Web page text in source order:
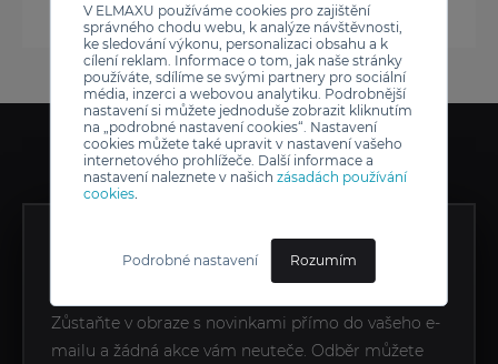
V ELMAXU používáme cookies pro zajištění
správného chodu webu, k analýze návštěvnosti,
ke sledování výkonu, personalizaci obsahu a k
cílení reklam. Informace o tom, jak naše stránky
používáte, sdílíme se svými partnery pro sociální
média, inzerci a webovou analytiku. Podrobnější
nastavení si můžete jednoduše zobrazit kliknutím
na „podrobné nastavení cookies“. Nastavení
cookies můžete také upravit v nastavení vašeho
internetového prohlížeče. Další informace a
nastavení naleznete v našich zásadách používání
cookies.
Podrobné nastavení Rozumím
ZÍSKEJTE EXKLUZIVNÍ
NOVINKY JAKO PRVNÍ
Zůstaňte v obraze s novinkami přímo do vašeho e-
mailu a žádná akce vám neuteče. Odběr můžete